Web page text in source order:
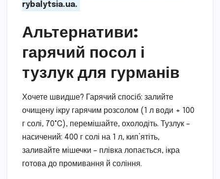
rybalytsia.ua.
Альтернативи:
гарячий посол і
тузлук для гурманів
Хочете швидше? Гарячий спосіб: залийте
очищену ікру гарячим розсолом (1 л води + 100
г солі, 70°C), перемішайте, охолодіть. Тузлук –
насичений: 400 г солі на 1 л, кип’ятіть,
заливайте мішечки – плівка лопається, ікра
готова до промивання й соління.